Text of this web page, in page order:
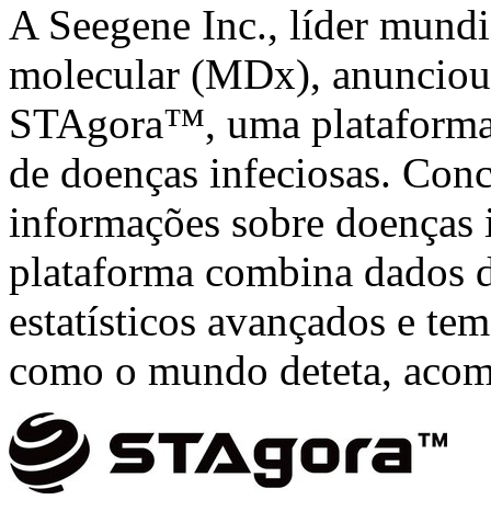
A Seegene Inc., líder
molecular (MDx),
STAgora™, uma
de doenças infeciosas.
informações sobre
plataforma combina dados
estatísticos avançados e
como o mundo deteta,